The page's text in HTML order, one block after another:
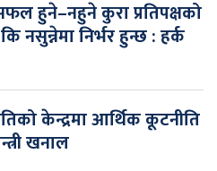
हुने–नहुने कुरा प्रतिपक्षको
नसुन्नेमा निर्भर हुन्छ : हर्क
केन्द्रमा आर्थिक कूटनीति
खनाल